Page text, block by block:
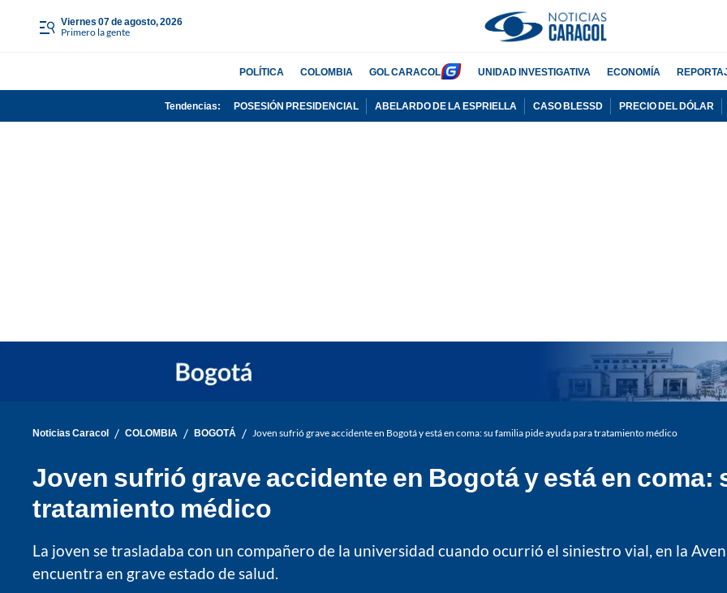
viernes 07 de agosto, 2026
Primero la gente
POLÍTICA COLOMBIA GOL CARACOL UNIDAD INVESTIGATIVA ECONOMÍA
Tendencias: POSESIÓN PRESIDENCIAL ABELARDO DE LA ESPRIELLA CASO BLESSD PRECIO DEL DÓLAR
Noticias Caracol / COLOMBIA / BOGOTÁ / Joven sufrió grave accidente en Bogotá y está en coma: su familia pide ayuda para tratamiento médico
Joven sufrió grave accidente en Bogotá y está en coma:
tratamiento médico
La joven se trasladaba con un compañero de la universidad cuando ocurrió el siniestro vial, en la
encuentra en grave estado de salud.